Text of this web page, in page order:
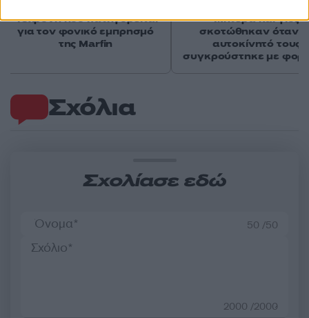
Σχόλια
Σχολίασε εδώ
50 /50
2000 /2000
46χρονη που κατηγορείται
για τον φονικό εμπρησμό
της Marfin
Μητέρα και γιος
σκοτώθηκαν όταν
αυτοκίνητό τους
συγκρούστηκε με